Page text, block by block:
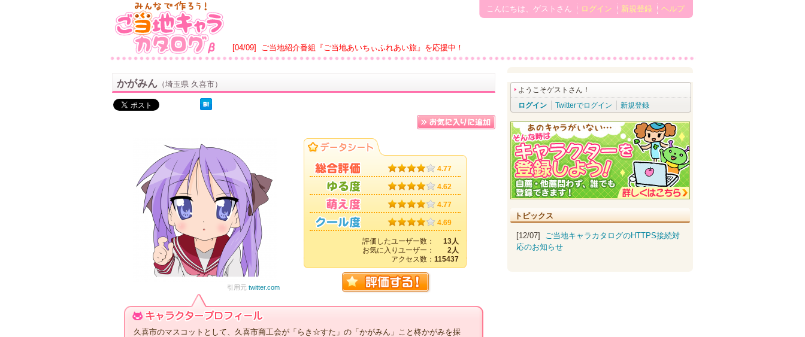
[04/09] ご当地紹介番組『ご当地あいちぃふれあい旅』を応援中！
こんにちは、ゲストさん ログイン 新規登録 ヘルプ
かがみん （埼玉県 久喜市）
引用元 twitter.com
4.77
4.62
4.77
4.69
評価したユーザー数：
13人
お気に入りユーザー：
2人
アクセス数： 115437
久喜市のマスコットとして、久喜市商工会が「らき☆すた」の「かがみん」こと柊かがみを採
ようこそゲストさん！
ログイン
Twitterでログイン 新規登録
トピックス
[12/07] ご当地キャラカタログのHTTPS接続対
応のお知らせ